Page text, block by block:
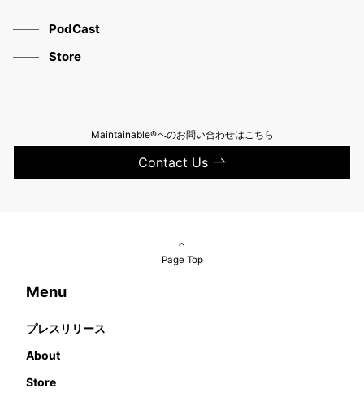
PodCast
Store
Maintainable®へのお問い合わせはこちら
Contact Us
Page Top
Menu
プレスリリース
About
Store